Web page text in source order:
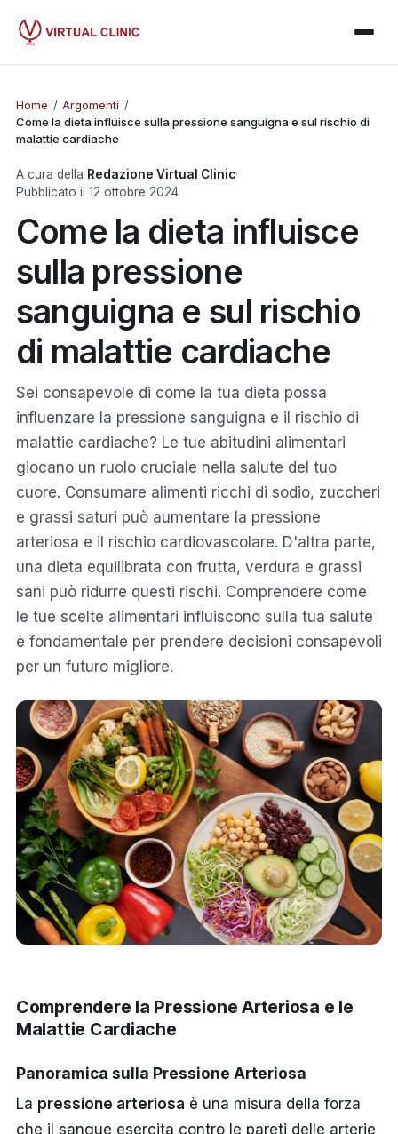
Home / Argomenti /
Come la dieta influisce sulla pressione sanguigna e sul rischio di
malattie cardiache
A cura della Redazione Virtual Clinic·
Pubblicato il 12 ottobre 2024
Come la dieta influisce
sulla pressione
sanguigna e sul rischio
di malattie cardiache
Sei consapevole di come la tua dieta possa
influenzare la pressione sanguigna e il rischio di
malattie cardiache? Le tue abitudini alimentari
giocano un ruolo cruciale nella salute del tuo
cuore. Consumare alimenti ricchi di sodio, zuccheri
e grassi saturi può aumentare la pressione
arteriosa e il rischio cardiovascolare. D'altra parte,
una dieta equilibrata con frutta, verdura e grassi
sani può ridurre questi rischi. Comprendere come
le tue scelte alimentari influiscono sulla tua salute
è fondamentale per prendere decisioni consapevoli
per un futuro migliore.
Comprendere la Pressione Arteriosa e le
Malattie Cardiache
Panoramica sulla Pressione Arteriosa
La pressione arteriosa è una misura della forza
che il sangue esercita contro le pareti delle arterie